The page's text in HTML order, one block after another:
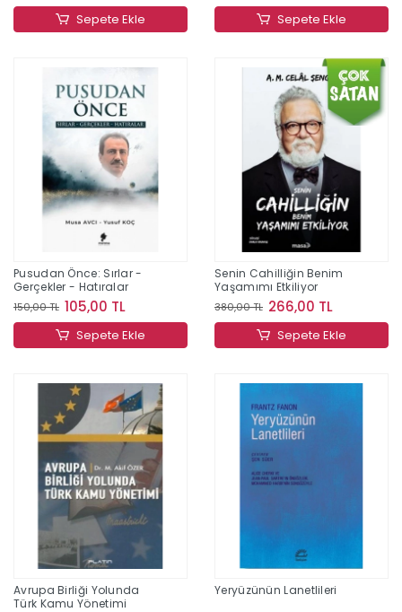
Sepete Ekle Sepete Ekle
Pusudan Önce: Sırlar -
Gerçekler - Hatıralar
150,00 TL 105,00 TL
Sepete Ekle
Senin Cahilliğin Benim
Yaşamımı Etkiliyor
380,00 TL 266,00 TL
Sepete Ekle
Avrupa Birliği Yolunda
Türk Kamu Yönetimi
Yeryüzünün Lanetlileri